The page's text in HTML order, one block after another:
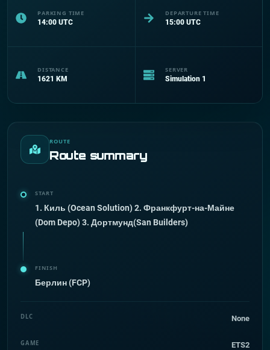
PARKING TIME
14:00 UTC
DEPARTURE TIME
15:00 UTC
DISTANCE
1621 KM
SERVER
Simulation 1
ROUTE
Route summary
START
1. Киль (Ocean Solution) 2. Франкфурт-на-Майне
(Dom Depo) 3. Дортмунд(San Builders)
FINISH
Берлин (FCP)
DLC None
GAME ETS2